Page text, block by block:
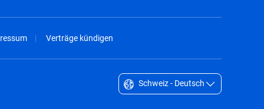
Verträge kündigen
Schweiz - Deutsch